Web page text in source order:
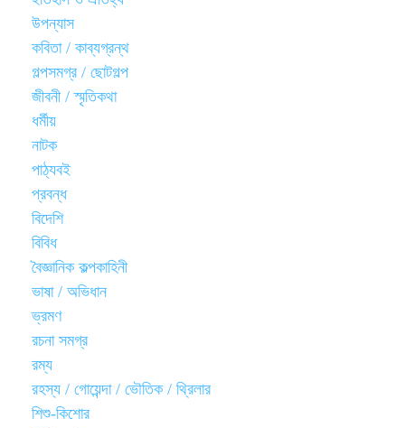
উপন্যাস
কবিতা / কাব্যগ্রন্থ
গল্পসমগ্র / ছোটগল্প
জীবনী / স্মৃতিকথা
ধর্মীয়
নাটক
পাঠ্যবই
প্রবন্ধ
বিদেশি
বিবিধ
বৈজ্ঞানিক কল্পকাহিনী
ভাষা / অভিধান
ভ্রমণ
রচনা সমগ্র
রম্য
রহস্য / গোয়েন্দা / ভৌতিক / থ্রিলার
শিশু-কিশোর